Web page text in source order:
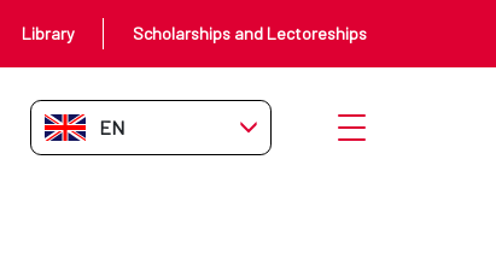
Library Scholarships and Lectoreships
EN-GB Open menu